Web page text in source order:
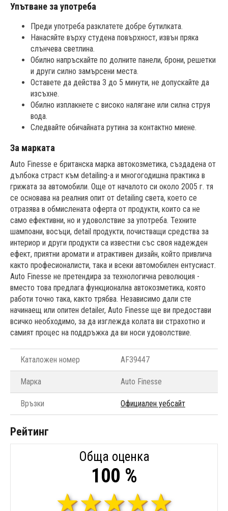
Упътване за употреба
Преди употреба разклатете добре бутилката.
Нанасяйте върху студена повърхност, извън пряка
слънчева светлина.
Обилно напръскайте по долните панели, брони, решетки
и други силно замърсени места.
Оставете да действа 3 до 5 минути, не допускайте да
изсъхне.
Обилно изплакнете с високо налягане или силна струя
вода.
Следвайте обичайната рутина за контактно миене.
За марката
Auto Finesse е британска марка автокозметика, създадена от
дълбока страст към detailing-а и многогодишна практика в
грижата за автомобили. Още от началото си около 2005 г. тя
се основава на реалния опит от detailing света, което се
отразява в обмислената оферта от продукти, които са не
само ефективни, но и удоволствие за употреба. Техните
шампоани, восъци, detail продукти, почистващи средства за
интериор и други продукти са известни със своя надежден
ефект, приятни аромати и атрактивен дизайн, който привлича
както професионалисти, така и всеки автомобилен ентусиаст.
Auto Finesse не претендира за технологична революция -
вместо това предлага функционална автокозметика, която
работи точно така, както трябва. Независимо дали сте
начинаещ или опитен detailer, Auto Finesse ще ви предостави
всичко необходимо, за да изглежда колата ви страхотно и
самият процес на поддръжка да ви носи удоволствие.
Каталожен номер AF39447
Марка Auto Finesse
Връзки Официален уебсайт
Рейтинг
Обща оценка
100 %